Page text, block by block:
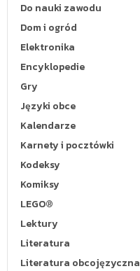
Do nauki zawodu
Dom i ogród
Elektronika
Encyklopedie
Gry
Języki obce
Kalendarze
Karnety i pocztówki
Kodeksy
Komiksy
LEGO®
Lektury
Literatura
Literatura obcojęzyczna